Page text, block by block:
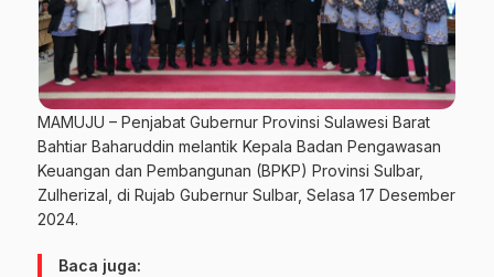
MAMUJU – Penjabat Gubernur Provinsi Sulawesi Barat
Bahtiar Baharuddin melantik Kepala Badan Pengawasan
Keuangan dan Pembangunan (BPKP) Provinsi Sulbar,
Zulherizal, di Rujab Gubernur Sulbar, Selasa 17 Desember
2024.
Baca juga: